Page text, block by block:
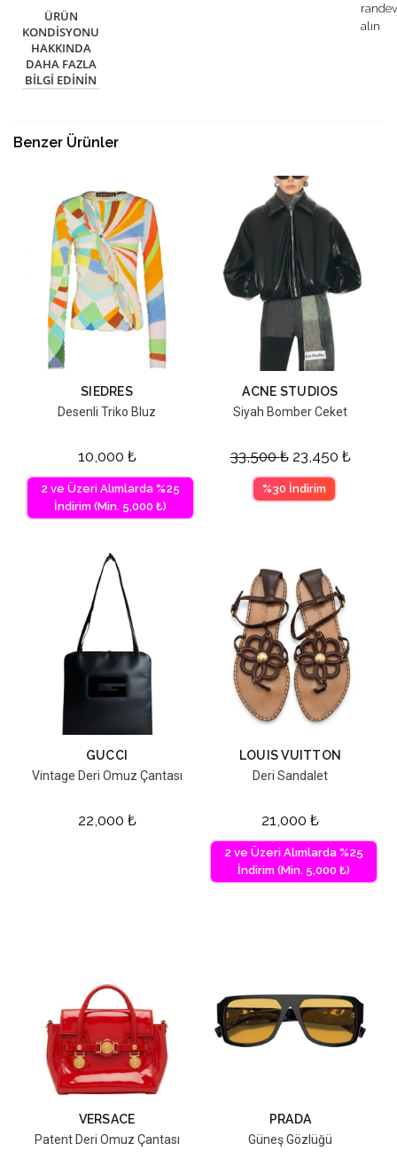
ÜRÜN
KONDISYONU
HAKKINDA
DAHA FAZLA
BILGI EDININ
alın
Benzer Ürünler
SIEDRES
Desenli Triko Bluz
10,000 ₺
2 ve Üzeri Alımlarda %25
İndirim (Min. 5,000 ₺)
ACNE STUDIOS
Siyah Bomber Ceket
33,500₺ 23,450 ₺
%30 İndirim
GUCCI
Vintage Deri Omuz Çantası
22,000 ₺
LOUIS VUITTON
Deri Sandalet
21,000 ₺
2 ve Üzeri Alımlarda %25
İndirim (Min. 5,000 ₺)
VERSACE
Patent Deri Omuz Çantası
PRADA
Güneş Gözlüğü